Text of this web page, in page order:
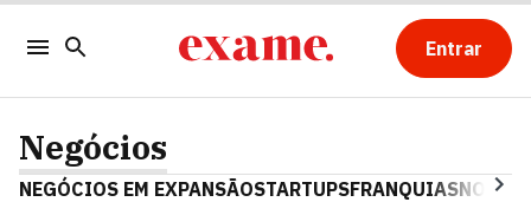
Entrar
Negócios
NEGÓCIOS EM EXPANSÃOSTARTUPSFRANQUIAS